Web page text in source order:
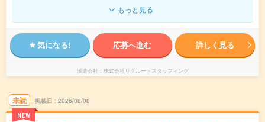
もっと見る
気になる! 応募へ進む 詳しく見る
派遣会社 株式会社リクルートスタッフィング
未読
NEW
掲載日 2026/08/08